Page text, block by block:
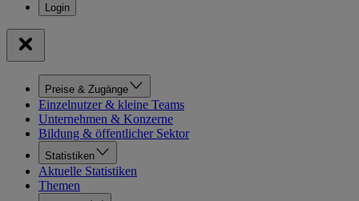
Preise & Zugänge
Einzelnutzer & kleine Teams
Unternehmen & Konzerne
Bildung & öffentlicher Sektor
Statistiken
Aktuelle Statistiken
Themen